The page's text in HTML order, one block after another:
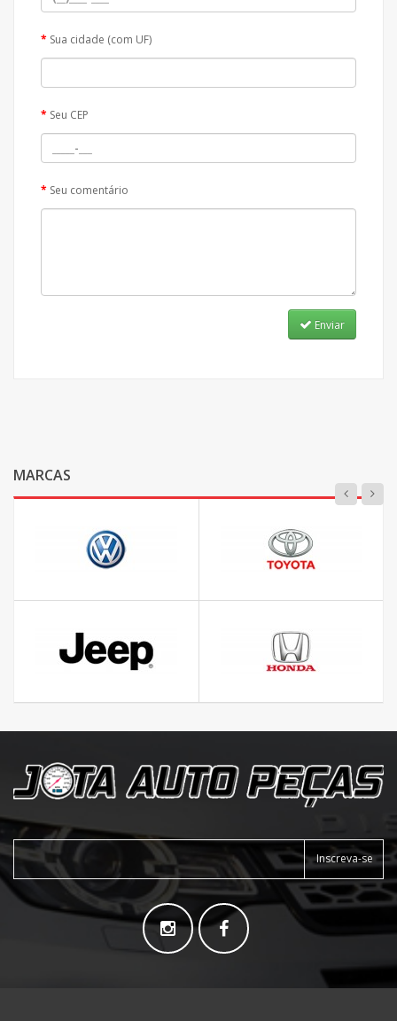
Sua cidade (com UF)
Seu CEP
Seu comentário
Enviar
MARCAS
Inscreva-se